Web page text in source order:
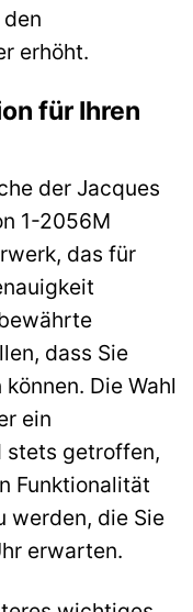
erhöht.
für Ihren
der Jacques
1-2056M
das für
dass Sie
Die Wahl
ein
stets getroffen,
Funktionalität
werden, die Sie
erwarten.